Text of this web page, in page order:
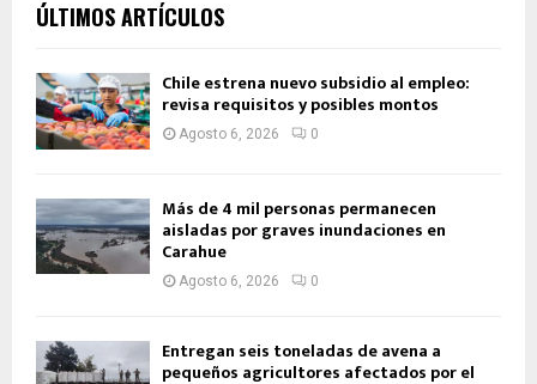
ÚLTIMOS ARTÍCULOS
Chile estrena nuevo subsidio al empleo:
revisa requisitos y posibles montos
Agosto 6, 2026 0
Más de 4 mil personas permanecen
aisladas por graves inundaciones en
Carahue
Agosto 6, 2026 0
Entregan seis toneladas de avena a
pequeños agricultores afectados por el